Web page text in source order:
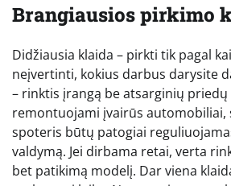
Brangiausios pirkimo
Didžiausia klaida – pirkti tik pagal
neįvertinti, kokius darbus darysite
– rinktis įrangą be atsarginių priedų
remontuojami įvairūs automobiliai,
spoteris būtų patogiai
valdymą. Jei dirbama retai, verta
bet patikimą modelį. Dar viena